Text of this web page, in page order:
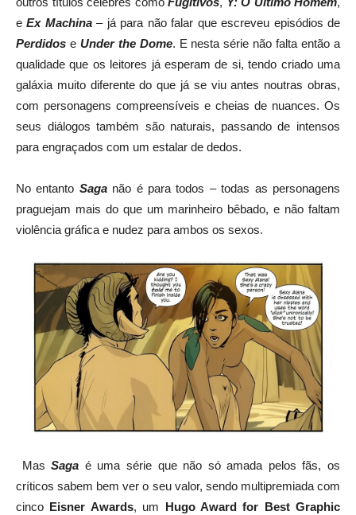
eEx Machina– já para não falar que escreveu episódios de
Perdidos e Under the Dome. E nesta série não falta então a
qualidade que os leitores já esperam de si, tendo criado uma
galáxia muito diferente do que já se viu antes noutras obras,
com personagens compreensíveis e cheias de nuances. Os
seus diálogos também são naturais, passando de intensos
para engraçados com um estalar de dedos.
No entanto Saganão é para todos – todas as personagens
praguejam mais do que um marinheiro bêbado, e não faltam
violência gráfica e nudez para ambos os sexos.
MasSaga é uma série que não só amada pelos fãs, os
críticos sabem bem ver o seu valor, sendo multipremiada com
cinco Eisner Awards, um Hugo Award for Best Graphic